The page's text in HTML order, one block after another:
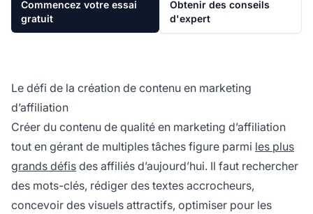
Commencez votre essai
gratuit
Obtenir des conseils
d'expert
Le défi de la création de contenu en marketing
d’affiliation
Créer du contenu de qualité en marketing d’affiliation
tout en gérant de multiples tâches figure parmi les plus
grands défis des affiliés d’aujourd’hui. Il faut rechercher
des mots-clés, rédiger des textes accrocheurs,
concevoir des visuels attractifs, optimiser pour les